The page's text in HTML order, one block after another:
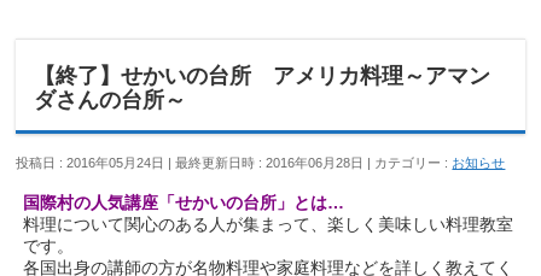
【終了】せかいの台所 アメリカ料理～アマン
ダさんの台所～
投稿日 : 2016年05月24日 最終更新日時 : 2016年06月28日 カテゴリー : お知らせ
国際村の人気講座「せかいの台所」とは…
料理について関心のある人が集まって、楽しく美味しい料理教室
です。
各国出身の講師の方が名物料理や家庭料理などを詳しく教えてく